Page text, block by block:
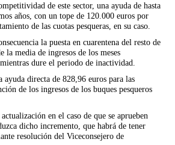
de este sector, una ayuda de hasta
años, con un tope de 120.000 euros por
de las cuotas pesqueras, en su caso.
la puesta en cuarentena del resto de
media de ingresos de los meses
dure el periodo de inactividad.
directa de 828,96 euros para las
de los ingresos de los buques pesqueros
en el caso de que se aprueben
dicho incremento, que habrá de tener
resolución del Viceconsejero de